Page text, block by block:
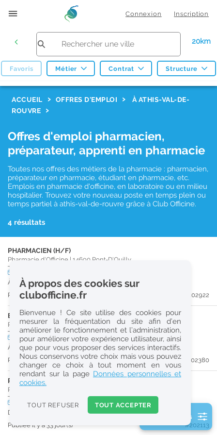
Connexion Inscription
20km
Favoris Métier Contrat Structure
Réinitialiser
2
0
k
Consulter les offres de la France d'outre-mer
ACCUEIL OFFRES D'EMPLOI
À ATHIS-VAL-DE-
ROUVRE
Offres d'emploi pharmacien,
préparateur, apprenti en pharmacie
Toutes nos offres des métiers de la pharmacie : pharmacien,
préparateur en pharmacie, étudiant en pharmacie, etc.
Emplois en pharmacie d'officine, en laboratoire ou en milieu
hospitalier. Trouvez votre nouveau poste en temps plein ou
temps partiel à athis-val-de-rouvre grâce à Club Officine.
4 résultats
PHARMACIEN (H/F)
Pharmacie d'Officine | 14690 Pont-D'Ouilly
À partir du 26/08/26
Publiée il y a 22 jour(s)
#202922
ETUDIANT EN PHARMACIE (H/F)
Pharmacie d'Officine|14690Pont-D'Ouilly
CDI temps partiel Logement
À partir du 28/08/26
Publiée il y a 31 jour(s)
#202380
PRÉPARATEUR EN PHARMACIE (H/F)
Pharmacie d'Officine
CDItemps plein Pro
Dès que possible
Publiée il y a 33 jour(s)
#202113
2 filtre(s) actifs
À propos des cookies sur
clubofficine.fr
Bienvenue ! Ce site utilise des cookies pour
mesurer la fréquentation du site afin d’en
améliorer le fonctionnement et l’administration,
pour améliorer votre expérience utilisateur, ainsi
que pour vous proposer des services interactifs.
Nous conservons votre choix mais vous pouvez
changer ce choix à tout moment en vous
rendant sur la page Données personnelles et
cookies.
TOUT REFUSER TOUT ACCEPTER